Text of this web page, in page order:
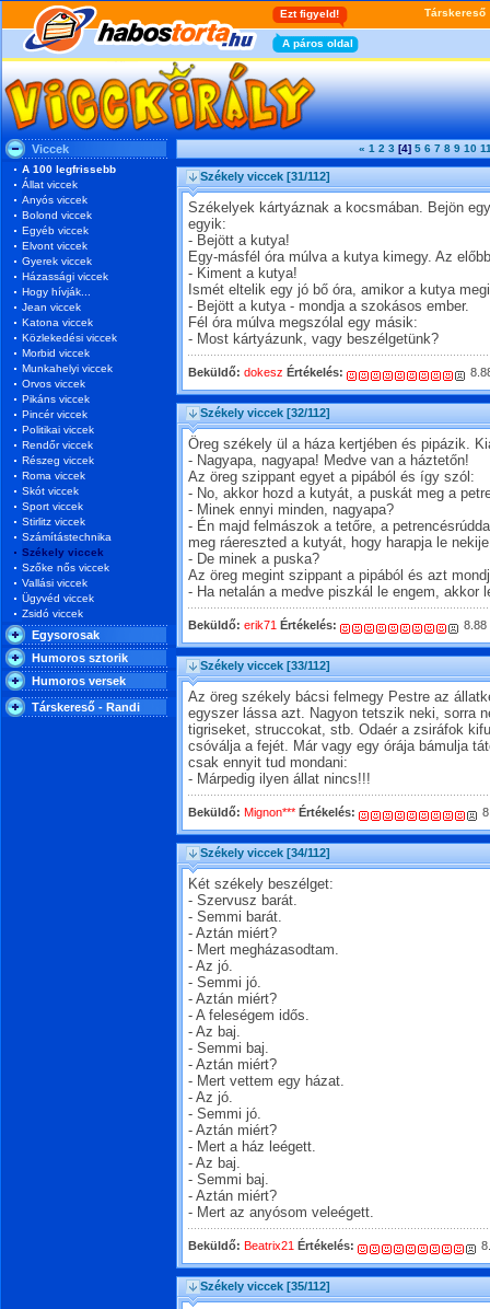
Viccek
A 100 legfrissebb
Állat viccek
Anyós viccek
Bolond viccek
Egyéb viccek
Elvont viccek
Gyerek viccek
Házassági viccek
Hogy hívják...
Jean viccek
Katona viccek
Közlekedési viccek
Morbid viccek
Munkahelyi viccek
Orvos viccek
Pikáns viccek
Pincér viccek
Politikai viccek
Rendőr viccek
Részeg viccek
Roma viccek
Skót viccek
Sport viccek
Stirlitz viccek
Számítástechnika
Székely viccek
Szőke nős viccek
Vallási viccek
Ügyvéd viccek
Zsidó viccek
Egysorosak
Humoros sztorik
Humoros versek
Társkereső - Randi
« 1 2 3 [4] 5 6 7 8 9 10
Székely viccek [31/112]
Székelyek kártyáznak a kocsmában. Bejön
egyik:
- Bejött a kutya!
Egy-másfél óra múlva a kutya kimegy. Az
- Kiment a kutya!
Ismét eltelik egy jó bő óra, amikor a kutya
- Bejött a kutya - mondja a szokásos ember.
Fél óra múlva megszólal egy másik:
- Most kártyázunk, vagy beszélgetünk?
Beküldő: dokesz Értékelés:
Székely viccek [32/112]
Öreg székely ül a háza kertjében és pipázik.
- Nagyapa, nagyapa! Medve van a háztetőn!
Az öreg szippant egyet a pipából és így szól:
- No, akkor hozd a kutyát, a puskát meg a
- Minek ennyi minden, nagyapa?
- Én majd felmászok a tetőre, a
meg ráereszted a kutyát, hogy harapja le
- De minek a puska?
Az öreg megint szippant a pipából és azt
- Ha netalán a medve piszkál le engem, akkor
Beküldő: erik71 Értékelés: 8.88
Székely viccek [33/112]
Az öreg székely bácsi felmegy Pestre az
egyszer lássa azt. Nagyon tetszik neki, sorra
tigriseket, struccokat, stb. Odaér a zsiráfok
csóválja a fejét. Már vagy egy órája bámulja
csak ennyit tud mondani:
- Márpedig ilyen állat nincs!!!
Beküldő: Mignon*** Értékelés:
Székely viccek [34/112]
Két székely beszélget:
- Szervusz barát.
- Semmi barát.
- Aztán miért?
- Mert megházasodtam.
- Az jó.
- Semmi jó.
- Aztán miért?
- A feleségem idős.
- Az baj.
- Semmi baj.
- Aztán miért?
- Mert vettem egy házat.
- Az jó.
- Semmi jó.
- Aztán miért?
- Mert a ház leégett.
- Az baj.
- Semmi baj.
- Aztán miért?
- Mert az anyósom veleégett.
Beküldő: Beatrix21 Értékelés:
Székely viccek [35/112]